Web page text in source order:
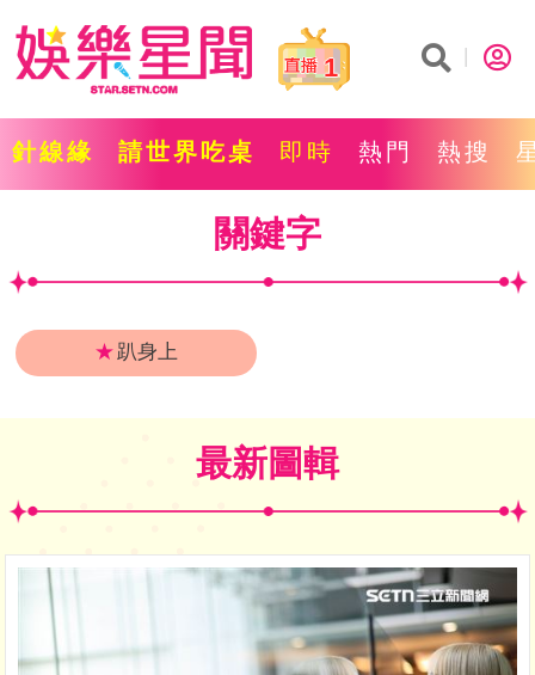
1
針線緣 請世界吃桌 即時 熱門 熱搜
關鍵字
★趴身上
最新圖輯